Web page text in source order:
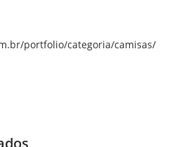
portfolio/categoria/camisas/